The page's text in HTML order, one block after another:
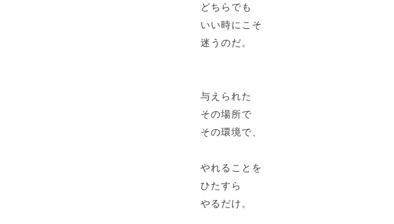
どちらでも
いい時にこそ
迷うのだ。
与えられた
その場所で
その環境で、
やれることを
ひたすら
やるだけ。